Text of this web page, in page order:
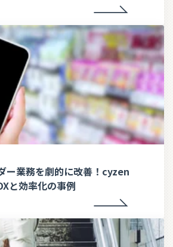
ー業務を劇的に改善！cyzen
と効率化の事例